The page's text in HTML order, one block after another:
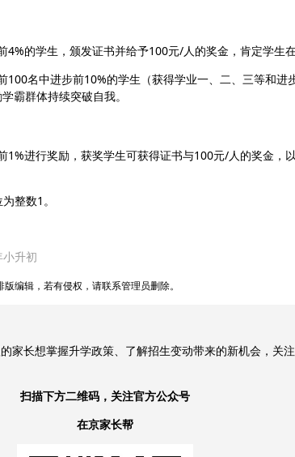
的学生，颁发证书并给予100元/人的奖金，肯定学生
100名中进步前10%的学生（获得学业一、二、三等和进
霸群体持续突破自我。
1%进行奖励，获奖学生可获得证书与100元/人的奖金，
整数1。
升初
编辑，若有侵权，请联系管理员删除。
长想掌握升学政策、了解招生变动带来的新机会，关注
扫描下方二维码，关注官方公众号
在京家长帮